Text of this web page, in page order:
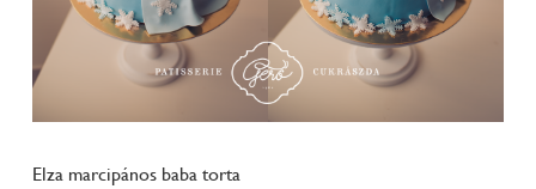
Elza marcipános baba torta